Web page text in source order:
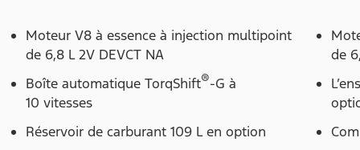
Moteur V8 à essence à injection multipoint
de 6,8 L 2V DEVCT NA
Boîte automatique TorqShift®-G à
10 vitesses
Réservoir de carburant 109 L en option
de